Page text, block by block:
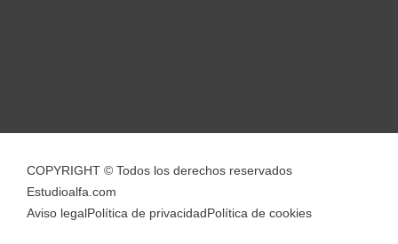
COPYRIGHT © Todos los derechos reservados
Estudioalfa.com
Aviso legalPolítica de privacidadPolítica de cookies